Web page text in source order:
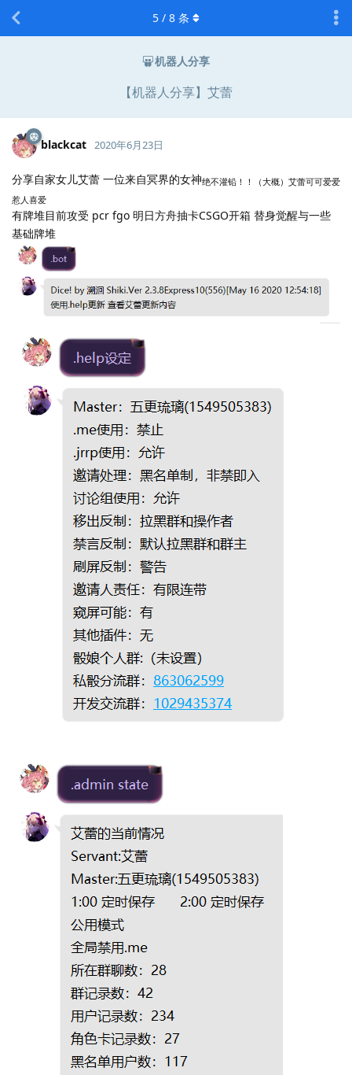
机器人分享
【机器人分享】艾蕾
5 / 8 条
blackcat 2020年6月23日
分享自家女儿艾蕾 一位来自冥界的女神绝不灌铅！！（大概）艾蕾可可爱爱
惹人喜爱
有牌堆目前攻受 pcr fgo 明日方舟抽卡CSGO开箱 替身觉醒与一些
基础牌堆